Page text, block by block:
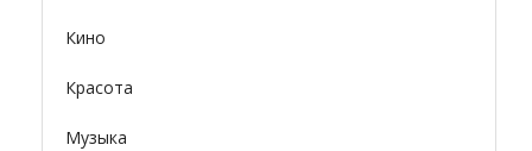
Кино
Красота
Музыка